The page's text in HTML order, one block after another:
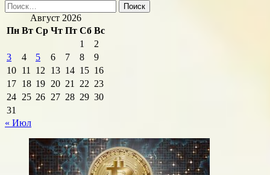
Кредит
по
целевому
назначению
это
записей
Найти:
Август 2026
Пн Вт Ср Чт Пт Сб Вс
1
2
3
4 5 6 7 8
9
10 11 12 13 14 15 16
17 18 19 20 21 22 23
24 25 26 27 28 29 30
31
« Июл